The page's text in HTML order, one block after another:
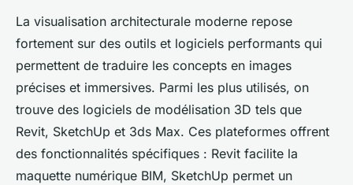
La visualisation architecturale moderne repose
fortement sur des outils et logiciels performants qui
permettent de traduire les concepts en images
précises et immersives. Parmi les plus utilisés, on
trouve des logiciels de modélisation 3D tels que
Revit, SketchUp et 3ds Max. Ces plateformes offrent
des fonctionnalités spécifiques : Revit facilite la
maquette numérique BIM, SketchUp permet un